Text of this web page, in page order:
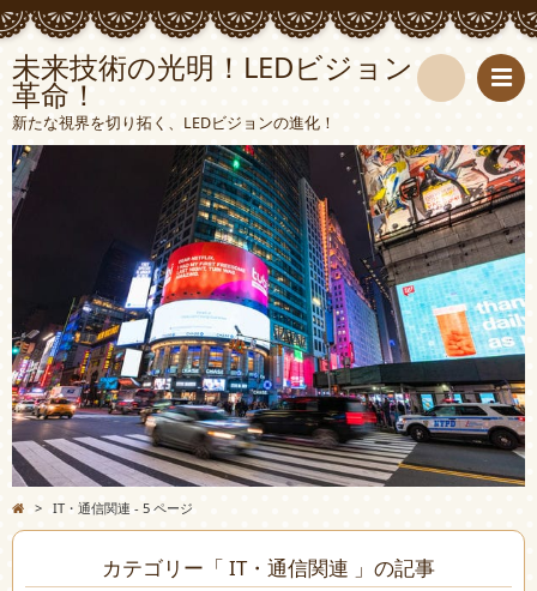
未来技術の光明！LEDビジョン
革命！
新たな視界を切り拓く、LEDビジョンの進化！
索
> IT・通信関連 - 5 ページ
カテゴリー「 IT・通信関連 」の記事